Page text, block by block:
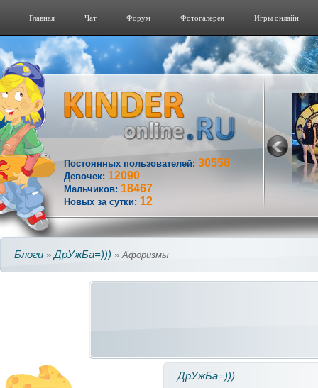
Главная Чат Форум Фотогалерeя Игры онлайн
Постоянных пользователей: 30558
Девочек: 12090
Мальчиков: 18467
Новых за сутки: 12
Блоги »ДрУжБа=))) » Афоризмы
ДрУжБа=)))